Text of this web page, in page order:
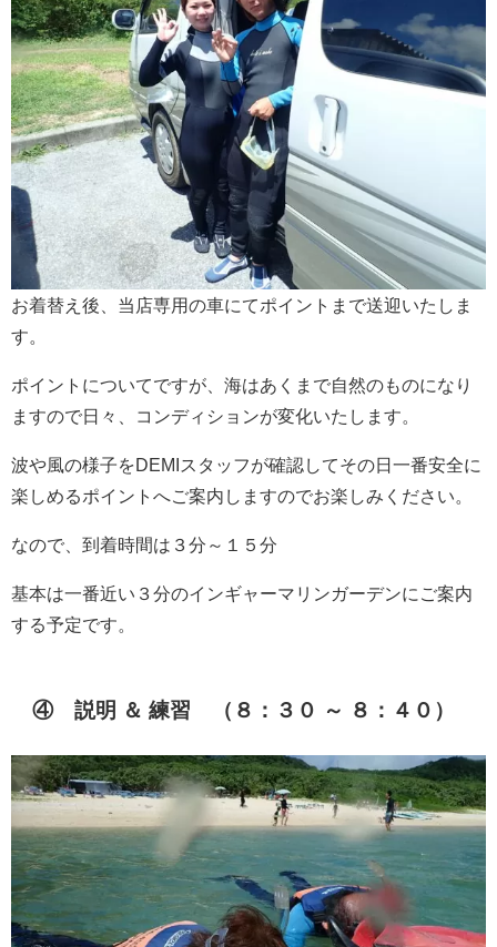
お着替え後、当店専用の車にてポイントまで送迎いたしま
す。
ポイントについてですが、海はあくまで自然のものになり
ますので日々、コンディションが変化いたします。
波や風の様子をDEMIスタッフが確認してその日一番安全に
楽しめるポイントへご案内しますのでお楽しみください。
なので、到着時間は３分～１５分
基本は一番近い３分のインギャーマリンガーデンにご案内
する予定です。
④ 説明 ＆ 練習 （８：３０ ～ ８：４０）